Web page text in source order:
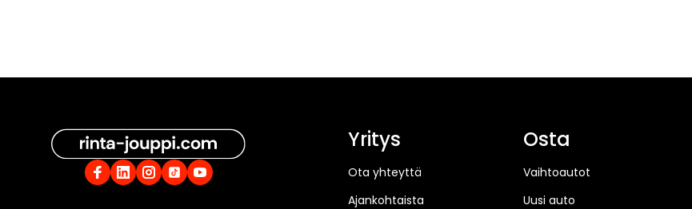
Yritys
Ota yhteyttä
Ajankohtaista
Osta
Vaihtoautot
Uusi auto